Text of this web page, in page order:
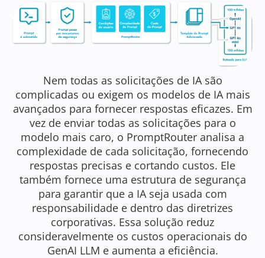
Nem todas as solicitações de IA são
complicadas ou exigem os modelos de IA mais
avançados para fornecer respostas eficazes. Em
vez de enviar todas as solicitações para o
modelo mais caro, o PromptRouter analisa a
complexidade de cada solicitação, fornecendo
respostas precisas e cortando custos. Ele
também fornece uma estrutura de segurança
para garantir que a IA seja usada com
responsabilidade e dentro das diretrizes
corporativas. Essa solução reduz
consideravelmente os custos operacionais do
GenAI LLM e aumenta a eficiência.